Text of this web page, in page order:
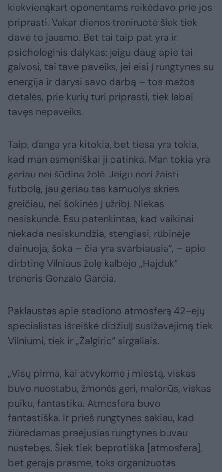
kiekvienąkart oponentams reikėdavo prie jos
priprasti. Vakar dienos treniruotė šiek tiek
davė to jausmo. Bet tai taip pat yra ir
psichologinis dalykas: jeigu daug apie tai
galvosi, tai tave paveiks, jei eisi į rungtynes su
energija ir darysi savo darbą – tos mažos
detalės, prie kurių turi priprasti, tiek labai
tavęs nepaveiks.
Taip, danga yra kitokia, bet tiesa yra tokia,
kad man asmeniškai ji patinka. Man tokia yra
geriau nei šūdina žolė. Jeigu nori žaisti
futbolą, jau geriau tas kamuolys skries
greičiau, nei šokinės į užribį. Niekas
nesiskundė. Esu patenkintas, kad vaikinai
niekada nesiskundžia, stengiasi, rūbinėje
dainuoja, šoka – čia yra svarbiausia“, – apie
dirbtinę Vilniaus žolę kalbėjo „Hajduk“
treneris Gonzalo Garcia.
Paklaustas apie stadiono atmosferą 42-ejų
specialistas išreiškė didžiulį susižavėjimą tiek
Vilniumi, tiek ir „Žalgirio“ sirgaliais.
„Visų pirma, kai atvykome į miestą, viskas
buvo nuostabu, žmonės geri, malonūs, viskas
puiku, fantastika. Atmosfera buvo
fantastiška. Ir prieš rungtynes sakiau, kad
žiūrėdamas praėjusias rungtynes buvau
nustebęs. Šiek tiek beprotiška [atmosfera],
bet gerąja prasme, toks organizuotas